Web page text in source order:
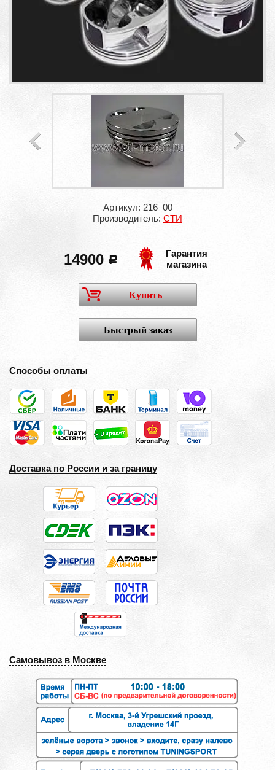
Артикул: 216_00
Производитель: СТИ
14900 a
Гарантия
магазина
Купить
Быстрый заказ
Способы оплаты
Доставка по России и за границу
Самовывоз в Москве